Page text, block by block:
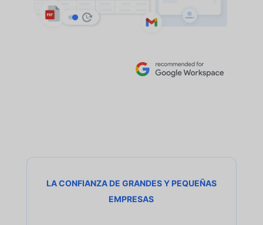
LA CONFIANZA DE GRANDES Y PEQUEÑAS
EMPRESAS